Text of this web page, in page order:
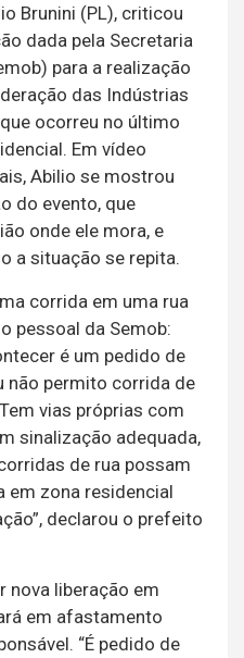
Brunini (PL), criticou
dada pela Secretaria
para a realização
das Indústrias
ocorreu no último
Em vídeo
Abilio se mostrou
do evento, que
onde ele mora, e
a situação se repita.
corrida em uma rua
pessoal da Semob:
é um pedido de
não permito corrida de
vias próprias com
sinalização adequada,
de rua possam
em zona residencial
declarou o prefeito
nova liberação em
em afastamento
“É pedido de